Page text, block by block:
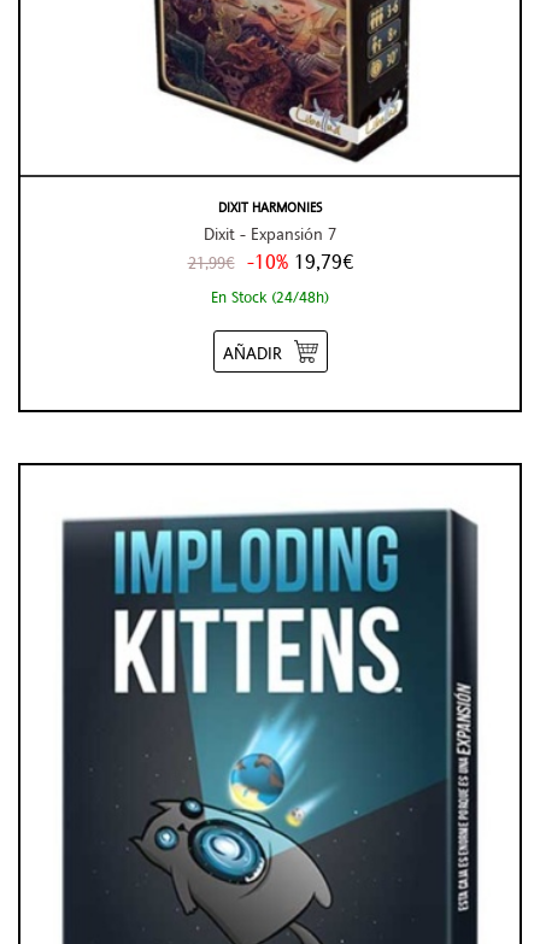
DIXIT HARMONIES
Dixit - Expansión 7
21,99€ -10% 19,79€
En Stock (24/48h)
AÑADIR